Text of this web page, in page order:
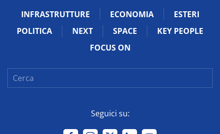
INFRASTRUTTURE ECONOMIA
ESTERI
POLITICA
NEXT SPACE
KEY PEOPLE
FOCUS ON
Seguici su: